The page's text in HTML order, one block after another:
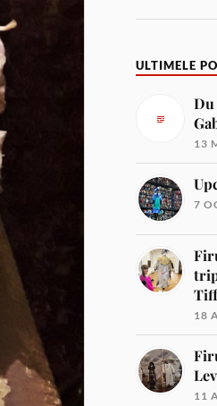
ULTIMELE
Du
13
7
18
11